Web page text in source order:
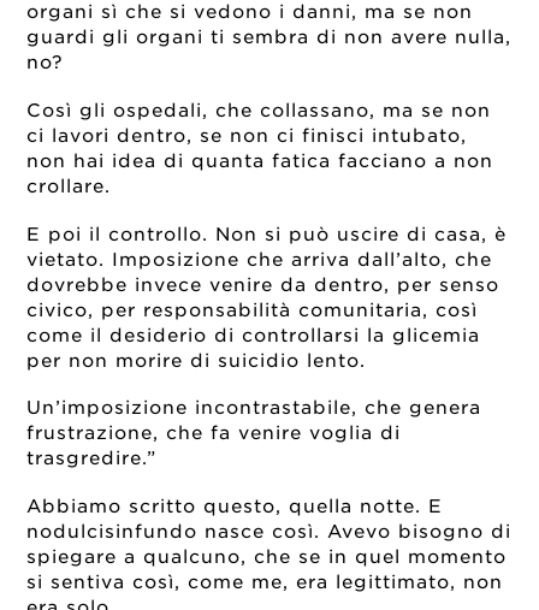
organi sì che si vedono i danni, ma se non
guardi gli organi ti sembra di non avere nulla,
no?
Così gli ospedali, che collassano, ma se non
ci lavori dentro, se non ci finisci intubato,
non hai idea di quanta fatica facciano a non
crollare.
E poi il controllo. Non si può uscire di casa, è
vietato. Imposizione che arriva dall’alto, che
dovrebbe invece venire da dentro, per senso
civico, per responsabilità comunitaria, così
come il desiderio di controllarsi la glicemia
per non morire di suicidio lento.
Un’imposizione incontrastabile, che genera
frustrazione, che fa venire voglia di
trasgredire.”
Abbiamo scritto questo, quella notte. E
nodulcisinfundo nasce così. Avevo bisogno di
spiegare a qualcuno, che se in quel momento
si sentiva così, come me, era legittimato, non